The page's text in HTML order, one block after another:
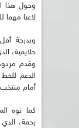
وحول هذا
لاعبا مهما
وبدرجة
حلايمية،
وقدم
الدعم
أمام
كما نوه
رحمة،